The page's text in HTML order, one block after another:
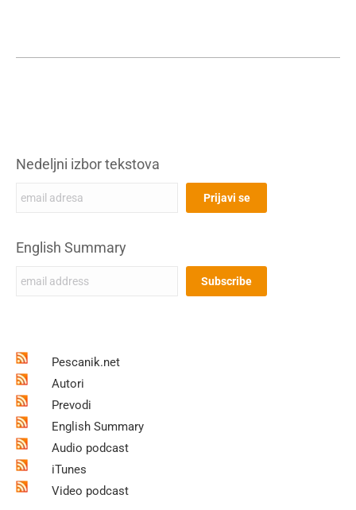
Nedeljni izbor tekstova
English Summary
Pescanik.net
Autori
Prevodi
English Summary
Audio podcast
iTunes
Video podcast